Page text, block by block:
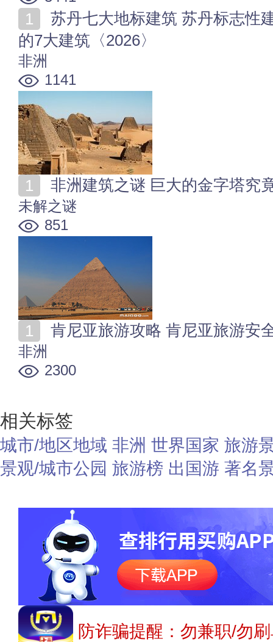
的7大建筑〈2026〉
非洲
1141
非洲建筑之谜 巨大的金字塔究
未解之谜
851
肯尼亚旅游攻略 肯尼亚旅游安
非洲
2300
相关标签
城市/地区地域 非洲 世界国家 旅游
景观/城市公园 旅游榜 出国游 著名
防诈骗提醒：勿兼职/勿